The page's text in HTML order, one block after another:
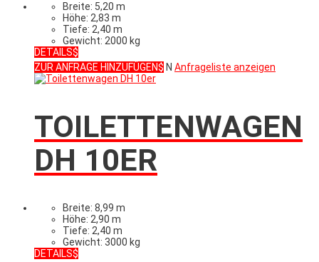
Breite: 5,20 m
Höhe: 2,83 m
Tiefe: 2,40 m
Gewicht: 2000 kg
DETAILS
ZUR ANFRAGE HINZUFÜGEN
N Anfrageliste anzeigen
TOILETTENWAGEN
DH 10ER
Breite: 8,99 m
Höhe: 2,90 m
Tiefe: 2,40 m
Gewicht: 3000 kg
DETAILS